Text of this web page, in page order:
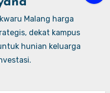
Malang harga
dekat kampus
hunian keluarga